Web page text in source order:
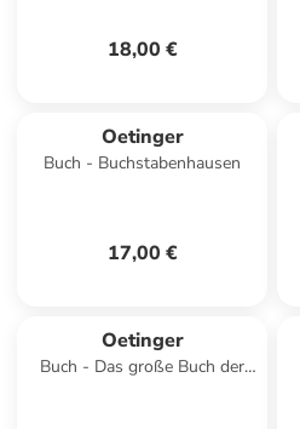
18,00 €
Oetinger
Buch - Buchstabenhausen
17,00 €
Oetinger
Buch - Das große Buch der